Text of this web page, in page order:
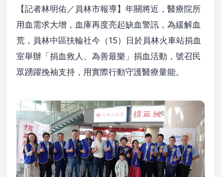
【記者林明佑／員林市報導】年關將近，醫療院所
用血需求大增，血庫再度亮起缺血警訊，為緩解血
荒，員林中區扶輪社今（15）日於員林火車站捐血
室舉辦「捐血救人、為善最樂」捐血活動，號召民
眾踴躍挽袖支持，用實際行動守護醫療量能。